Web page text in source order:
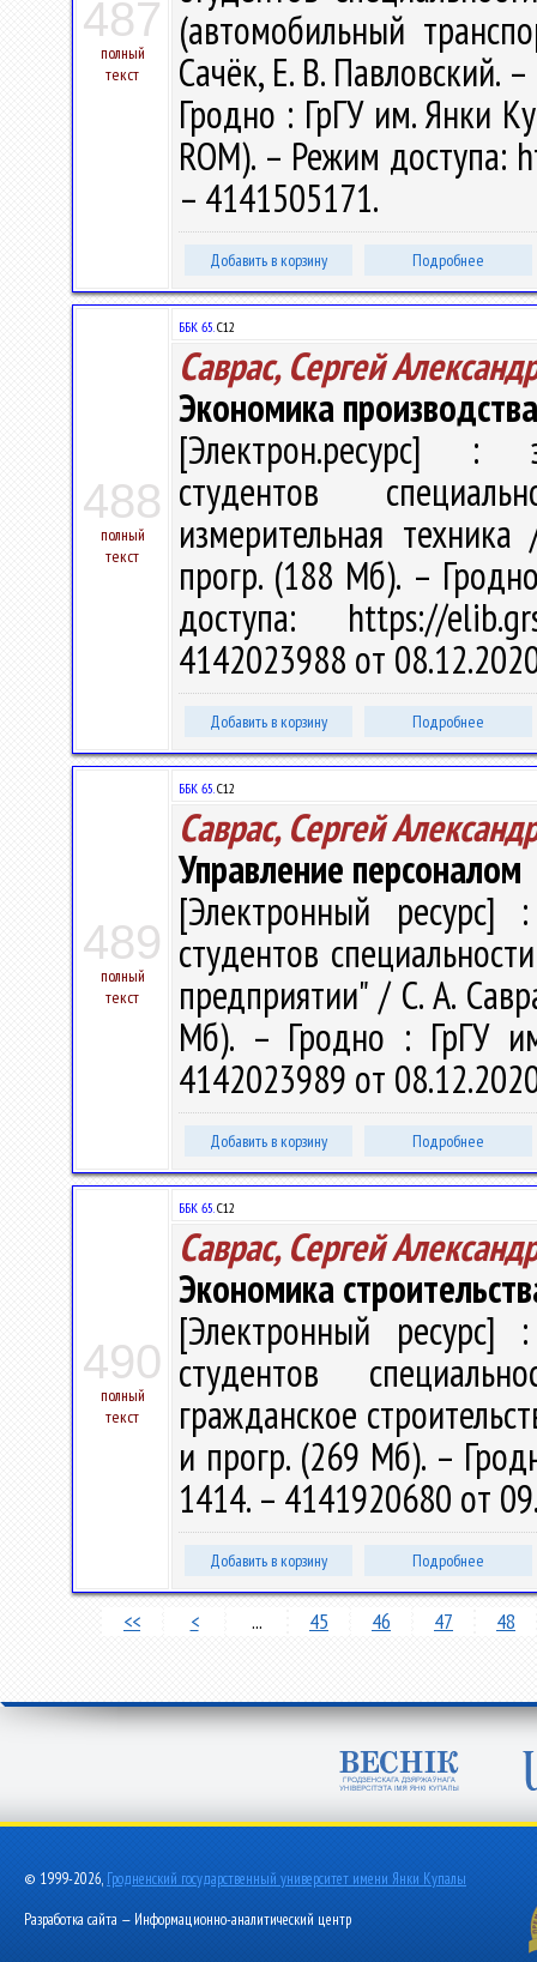
487
полный
текст
(автомобильный
Сачёк, Е. В. Павловский.
Гродно : ГрГУ им. Янки
ROM). – Режим доступа:
– 4141505171.
Добавить в корзину Подробнее
488
полный
текст
ББК 65.С12
Саврас, Сергей
Экономика производства
[Электрон.ресурс] :
студентов
измерительная
прогр. (188 Мб). –
доступа: https://
4142023988 от
Добавить в корзину Подробнее
489
полный
текст
ББК 65.С12
Саврас, Сергей
Управление персоналом
[Электронный ресурс]
студентов
предприятии" / С. А.
Мб). – Гродно : ГрГУ
4142023989 от
Добавить в корзину Подробнее
490
полный
текст
ББК 65.С12
Саврас, Сергей
Экономика
[Электронный ресурс]
студентов
гражданское
и прогр. (269 Мб). –
1414. – 4141920680 от
Добавить в корзину Подробнее
<< < ... 45 46 47 48
© 1999-2026, Гродненский государственный университет имени Янки Купалы
Разработка сайта — Информационно-аналитический центр